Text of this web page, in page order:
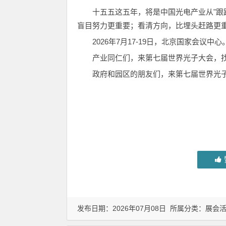
十五五这五年，将是中国光电产业从"
盲目努力更重要；看清方向，比埋头赶路更
2026年7月17-19日，北京国家会议中心
产业同仁们，来第七届世界光子大会，
政府和园区的朋友们，来第七届世界光
发布日期：2026年07月08日 所属分类： 展会